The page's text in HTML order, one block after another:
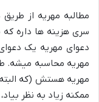
مطالبه مهریه از
سری هزینه ها داره
دعوای مهریه یک
مهریه هستش (که
ممکنه زیاد به نظر